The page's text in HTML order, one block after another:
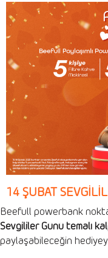
14 ŞUBAT
Beefull powerbank
Sevgililer Günü temalı
paylaşabileceğin